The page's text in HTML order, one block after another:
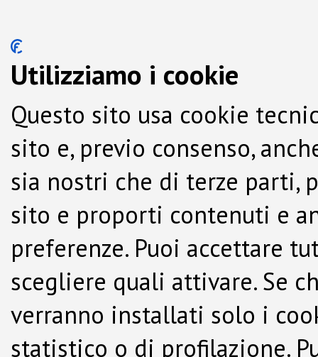
Utilizziamo i cookie
Questo sito usa cookie
sito e, previo consenso,
sia nostri che di terze parti,
sito e proporti contenuti e
preferenze. Puoi accettare
scegliere quali attivare. Se
verranno installati solo i
statistico o di profilazione.